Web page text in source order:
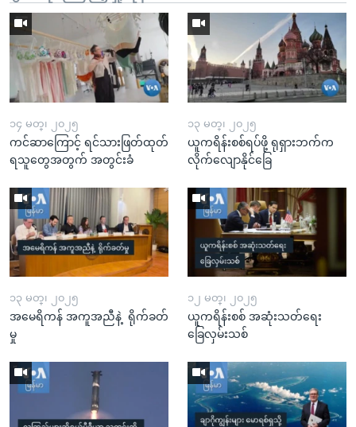
၁၄ မတ္၊ ၂၀၂၅
ကင်ဆာကြောင့် ရင်သားဖြတ်ထုတ်
ရသူတွေအတွက် အတွင်းခံ
၁၃ မတ္၊ ၂၀၂၅
ယူကရိန်းစစ်ရပ်ဖို့ ရုရှားဘက်က
လိုက်လျောနိုင်ခြေ
၁၃ မတ္၊ ၂၀၂၅
အမေရိကန် အကူအညီနဲ့ ရိုက်ခတ်
မှု
၁၂ မတ္၊ ၂၀၂၅
ယူကရိန်းစစ် အဆုံးသတ်ရေး
ခြေလှမ်းသစ်